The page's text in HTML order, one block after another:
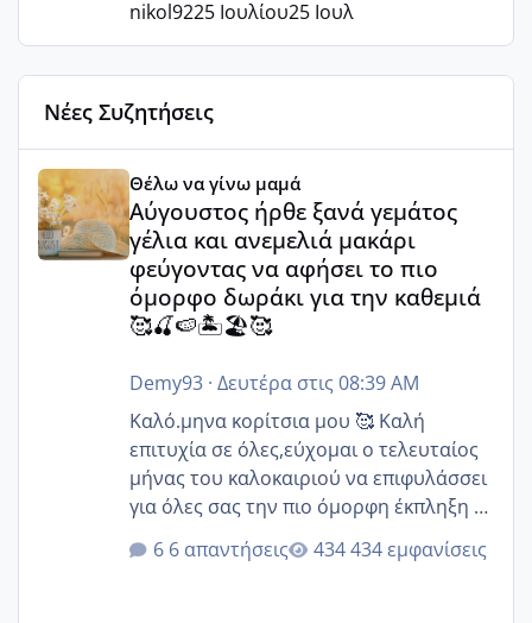
nikol9225 Ιουλίου25 Ιουλ
Νέες Συζητήσεις
Αύγουστος ήρθε ξανά γεμάτος γέλια και ανεμελιά
Θέλω να γίνω μαμά
Αύγουστος ήρθε ξανά γεμάτος
γέλια και ανεμελιά μακάρι
φεύγοντας να αφήσει το πιο
όμορφο δωράκι για την καθεμιά
🥰🍒🍉🏝️🏖️🥰
Demy93· Δευτέρα στις 08:39 AM
Καλό.μηνα κορίτσια μου 🥰 Καλή
επιτυχία σε όλες,εύχομαι ο τελευταίος
μήνας του καλοκαιριού να επιφυλάσσει
για όλες σας την πιο όμορφη έκπληξη 🧿
@Elk @Melikara86 @Παρασκευαιδου
@Zenia z @melitiniღ @Christi.D.
6 απαντήσεις 434 εμφανίσεις